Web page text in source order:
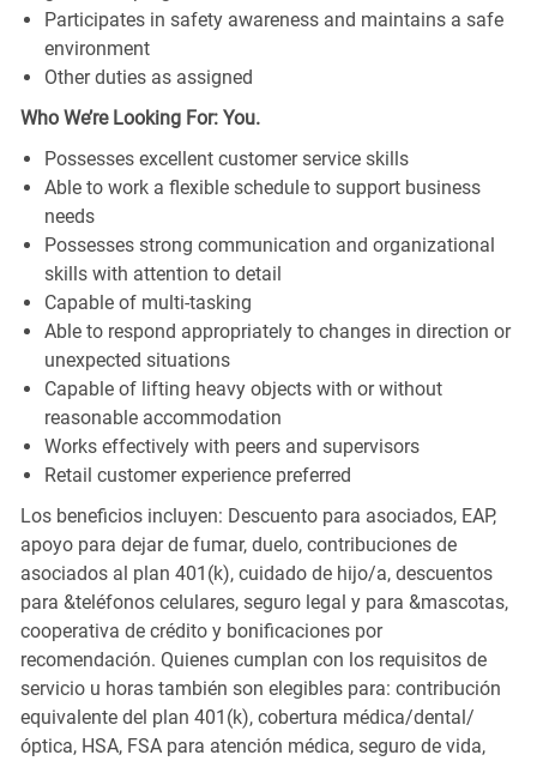
Participates in safety awareness and maintains a safe
environment
Other duties as assigned
Who We’re Looking For: You.
Possesses excellent customer service skills
Able to work a flexible schedule to support business
needs
Possesses strong communication and organizational
skills with attention to detail
Capable of multi-tasking
Able to respond appropriately to changes in direction or
unexpected situations
Capable of lifting heavy objects with or without
reasonable accommodation
Works effectively with peers and supervisors
Retail customer experience preferred
Los beneficios incluyen: Descuento para asociados, EAP,
apoyo para dejar de fumar, duelo, contribuciones de
asociados al plan 401(k), cuidado de hijo/a, descuentos
para &teléfonos celulares, seguro legal y para &mascotas,
cooperativa de crédito y bonificaciones por
recomendación. Quienes cumplan con los requisitos de
servicio u horas también son elegibles para: contribución
equivalente del plan 401(k), cobertura médica/dental/
óptica, HSA, FSA para atención médica, seguro de vida,